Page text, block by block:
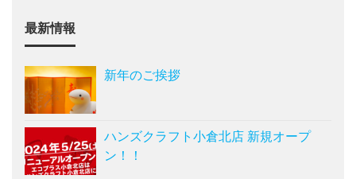
最新情報
新年のご挨拶
ハンズクラフト小倉北店 新規オープ
ン！！